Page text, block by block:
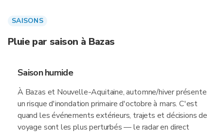
SAISONS
Pluie par saison à Bazas
Saison humide
À Bazas et Nouvelle-Aquitaine, automne/hiver présente
un risque d'inondation primaire d'octobre à mars. C'est
quand les événements extérieurs, trajets et décisions de
voyage sont les plus perturbés — le radar en direct